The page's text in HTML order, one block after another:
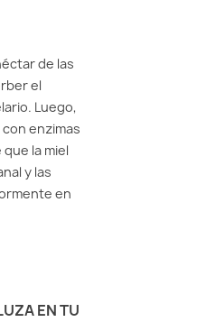
de las
el
Luego,
enzimas
la miel
y las
en
EN TU